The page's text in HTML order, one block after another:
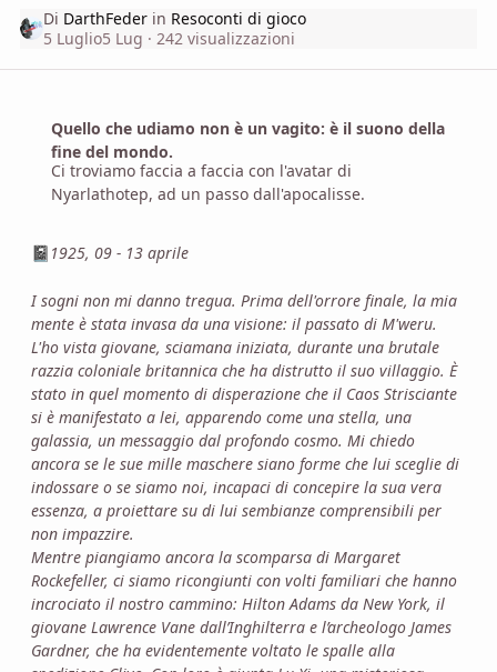
Di DarthFeder in Resoconti di gioco
5 Luglio5 Lug · 242 visualizzazioni
Quello che udiamo non è un vagito: è il suono della
fine del mondo.
Ci troviamo faccia a faccia con l'avatar di
Nyarlathotep, ad un passo dall'apocalisse.
📓 1925, 09 - 13 aprile
I sogni non mi danno tregua. Prima dell'orrore finale, la mia
mente è stata invasa da una visione: il passato di M'weru.
L'ho vista giovane, sciamana iniziata, durante una brutale
razzia coloniale britannica che ha distrutto il suo villaggio. È
stato in quel momento di disperazione che il Caos Strisciante
si è manifestato a lei, apparendo come una stella, una
galassia, un messaggio dal profondo cosmo. Mi chiedo
ancora se le sue mille maschere siano forme che lui sceglie di
indossare o se siamo noi, incapaci di concepire la sua vera
essenza, a proiettare su di lui sembianze comprensibili per
non impazzire.
Mentre piangiamo ancora la scomparsa di Margaret
Rockefeller, ci siamo ricongiunti con volti familiari che hanno
incrociato il nostro cammino: Hilton Adams da New York, il
giovane Lawrence Vane dall’Inghilterra e l’archeologo James
Gardner, che ha evidentemente voltato le spalle alla